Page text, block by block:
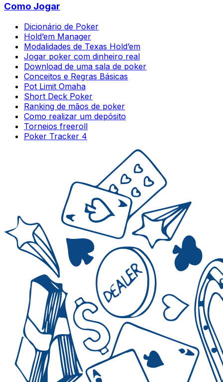
Como Jogar
Dicionário de Poker
Hold’em Manager
Modalidades de Texas Hold’em
Jogar poker com dinheiro real
Download de uma sala de poker
Conceitos e Regras Básicas
Pot Limit Omaha
Short Deck Poker
Ranking de mãos de poker
Como realizar um depósito
Torneios freeroll
Poker Tracker 4